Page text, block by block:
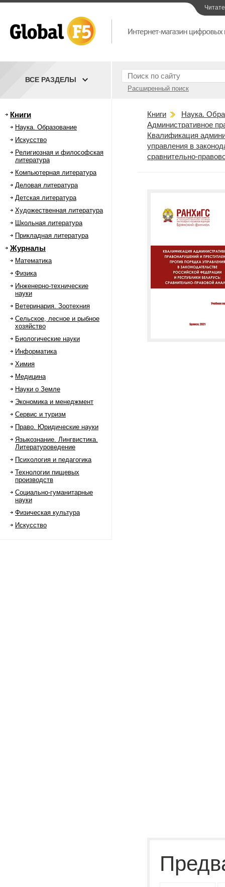
Расширенный поиск
ВСЕ РАЗДЕЛЫ
Книги
Наука. Образование
Искусство
Религиозная и философская
литература
Компьютерная литература
Деловая литература
Детская литература
Художественная литература
Школьная литература
Прикладная литература
Журналы
Математика
Физика
Инженерно-технические
науки
Ветеринария. Зоотехния
Сельское, лесное и рыбное
хозяйство
Биологические науки
Информатика
Химия
Медицина
Науки о Земле
Экономика и менеджмент
Сервис и туризм
Право. Юридические науки
Языкознание. Лингвистика.
Литературоведение
Психология и педагогика
Технологии пищевых
производств
Социально-гуманитарные
науки
Физическая культура
Искусство
Книги
Наука.
Административное
Квалификация
управления в
сравнительно-